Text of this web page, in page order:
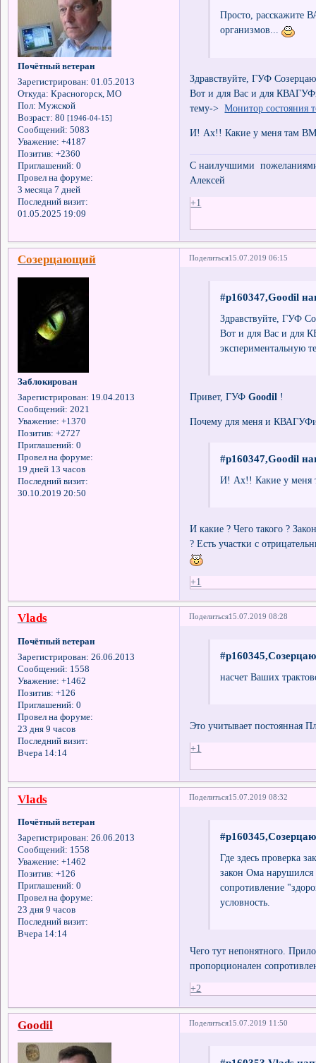
Почётный ветеран
Зарегистрирован: 01.05.2013
Откуда: Красногорск, МО
Пол: Мужской
Возраст: 80 [1946-04-15]
Сообщений: 5083
Уважение: +4187
Позитив: +2360
Приглашений: 0
Провел на форуме:
3 месяца 7 дней
Последний визит:
01.05.2025 19:09
Просто, расскажите
организмов...
Здравствуйте, ГУФ
Вот и для Вас и для
тему->Монитор состояния
И! Ах!! Какие у меня там
С наилучшими пожеланиями
Алексей
+1
Поделиться15.07.2019 06:15
Созерцающий
Заблокирован
Зарегистрирован: 19.04.2013
Сообщений: 2021
Уважение: +1370
Позитив: +2727
Приглашений: 0
Провел на форуме:
19 дней 13 часов
Последний визит:
30.10.2019 20:50
#p160347,Goodil
Здравствуйте, ГУФ
Вот и для Вас и для
экспериментальную
Привет, ГУФGoodil !
Почему для меня и
#p160347,Goodil
И! Ах!! Какие у
И какие ? Чего такого ?
? Есть участки с
+1
Поделиться15.07.2019 08:28
Vlads
Почётный ветеран
Зарегистрирован: 26.06.2013
Сообщений: 1558
Уважение: +1462
Позитив: +126
Приглашений: 0
Провел на форуме:
23 дня 9 часов
Последний визит:
Вчера 14:14
насчет Ваших
Это учитывает постоянная
+1
Поделиться15.07.2019 08:32
Vlads
Почётный ветеран
Зарегистрирован: 26.06.2013
Сообщений: 1558
Уважение: +1462
Позитив: +126
Приглашений: 0
Провел на форуме:
23 дня 9 часов
Последний визит:
Вчера 14:14
Где здесь проверка
закон Ома
сопротивление
условность.
Чего тут непонятного.
пропорционален
+2
Поделиться15.07.2019 11:50
Goodil